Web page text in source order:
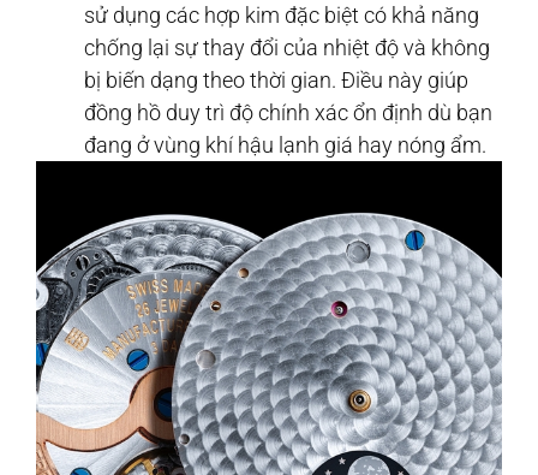
sử dụng các hợp kim đặc biệt có khả năng
chống lại sự thay đổi của nhiệt độ và không
bị biến dạng theo thời gian. Điều này giúp
đồng hồ duy trì độ chính xác ổn định dù bạn
đang ở vùng khí hậu lạnh giá hay nóng ẩm.